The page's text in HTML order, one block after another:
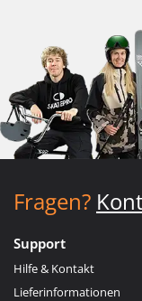
Fragen?
Support
Hilfe & Kontakt
Lieferinformationen